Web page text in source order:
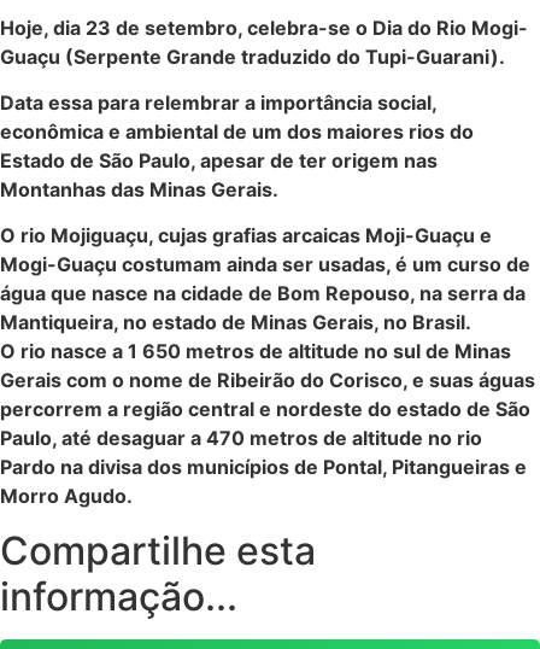
Hoje, dia 23 de setembro, celebra-se o Dia do Rio Mogi-
Guaçu (Serpente Grande traduzido do Tupi-Guarani).
Data essa para relembrar a importância social,
econômica e ambiental de um dos maiores rios do
Estado de São Paulo, apesar de ter origem nas
Montanhas das Minas Gerais.
O rio Mojiguaçu, cujas grafias arcaicas Moji-Guaçu e
Mogi-Guaçu costumam ainda ser usadas, é um curso de
água que nasce na cidade de Bom Repouso, na serra da
Mantiqueira, no estado de Minas Gerais, no Brasil.
O rio nasce a 1 650 metros de altitude no sul de Minas
Gerais com o nome de Ribeirão do Corisco, e suas águas
percorrem a região central e nordeste do estado de São
Paulo, até desaguar a 470 metros de altitude no rio
Pardo na divisa dos municípios de Pontal, Pitangueiras e
Morro Agudo.
Compartilhe esta
informação...